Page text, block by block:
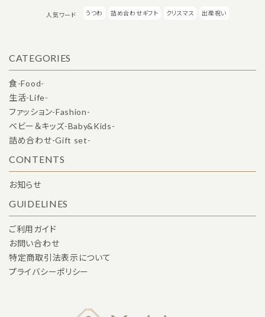
人気ワード うつわ 詰め合わせギフト クリスマス 出産祝い
CATEGORIES
食-Food-
生活-Life-
ファッション-Fashion-
ベビー＆キッズ-Baby&Kids-
詰め合わせ-Gift set-
CONTENTS
お知らせ
GUIDELINES
ご利用ガイド
お問い合わせ
特定商取引法表示について
プライバシーポリシー